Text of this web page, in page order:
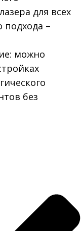
можно
без